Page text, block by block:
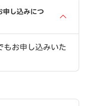
申し込みにつ
もお申し込みいた